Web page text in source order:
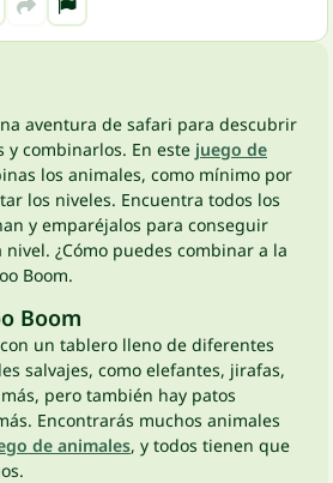
aventura de safari para descubrir
combinarlos. En este juego de
los animales, como mínimo por
los niveles. Encuentra todos los
y emparéjalos para conseguir
¿Cómo puedes combinar a la
Boom.
Boom
un tablero lleno de diferentes
salvajes, como elefantes, jirafas,
pero también hay patos
Encontrarás muchos animales
de animales, y todos tienen que